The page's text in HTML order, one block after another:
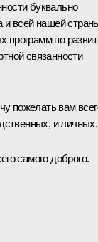
буквально
и всей нашей
программ по
связанности
пожелать вам
и личных.
самого доброго.